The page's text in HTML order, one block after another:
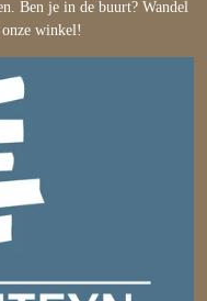
Ben je in de buurt? Wandel
winkel!